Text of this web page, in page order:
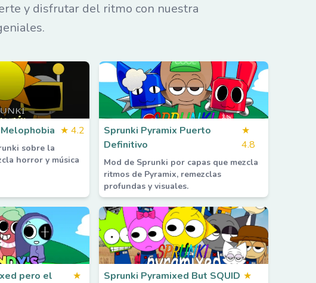
y disfrutar del ritmo con nuestra
★ 4.2
sobre la
horror y música
Sprunki Pyramix Puerto
Definitivo
★
4.8
Mod de Sprunki por capas que mezcla
ritmos de Pyramix, remezclas
profundas y visuales.
pero el
★
Sprunki Pyramixed But SQUID ★